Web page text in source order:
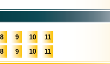
8 9 10 11
8 9 10 11